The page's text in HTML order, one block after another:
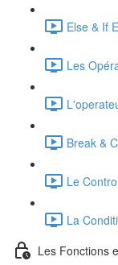
Else & If
Les
Break &
Le
La
Les Fonctions